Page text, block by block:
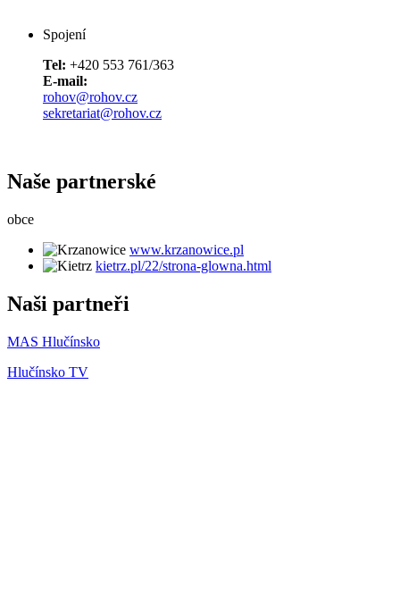
Spojení
Tel: +420 553 761/363
E-mail:
rohov@rohov.cz
sekretariat@rohov.cz
Naše partnerské
obce
www.krzanowice.pl
kietrz.pl/22/strona-glowna.html
Naši partneři
MAS Hlučínsko
Hlučínsko TV